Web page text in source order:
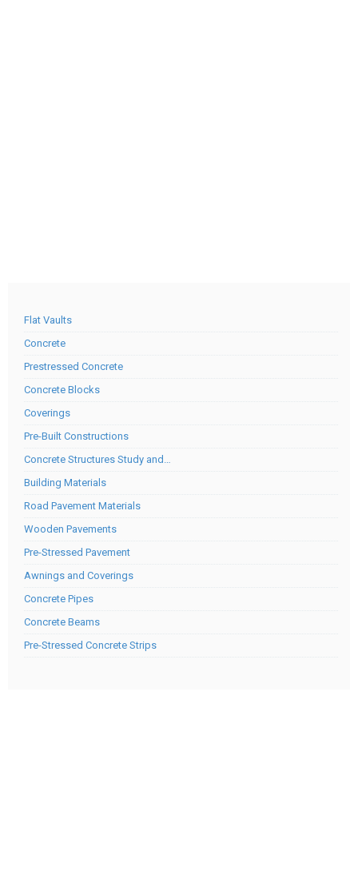
Flat Vaults
Concrete
Prestressed Concrete
Concrete Blocks
Coverings
Pre-Built Constructions
Concrete Structures Study and…
Building Materials
Road Pavement Materials
Wooden Pavements
Pre-Stressed Pavement
Awnings and Coverings
Concrete Pipes
Concrete Beams
Pre-Stressed Concrete Strips